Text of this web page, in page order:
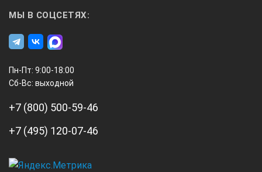
МЫ В СОЦСЕТЯХ:
Пн-Пт: 9:00-18:00
Сб-Вс: выходной
+7 (800) 500-59-46
+7 (495) 120-07-46